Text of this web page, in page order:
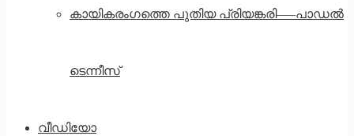
കായികരംഗത്തെ പുതിയ പ്രിയങ്കരി—–പാഡൽ
ടെന്നീസ്
വീഡിയോ